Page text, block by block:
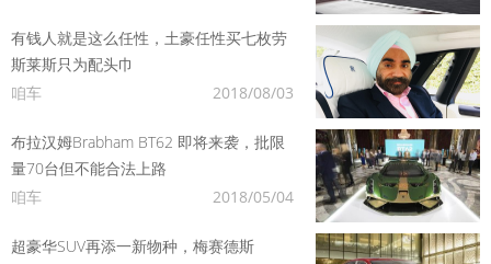
有钱人就是这么任性，土豪任性买七枚劳
斯莱斯只为配头巾
咱车
2018/08/03
布拉汉姆Brabham BT62 即将来袭，批限
量70台但不能合法上路
咱车
2018/05/04
超豪华SUV再添一新物种，梅赛德斯